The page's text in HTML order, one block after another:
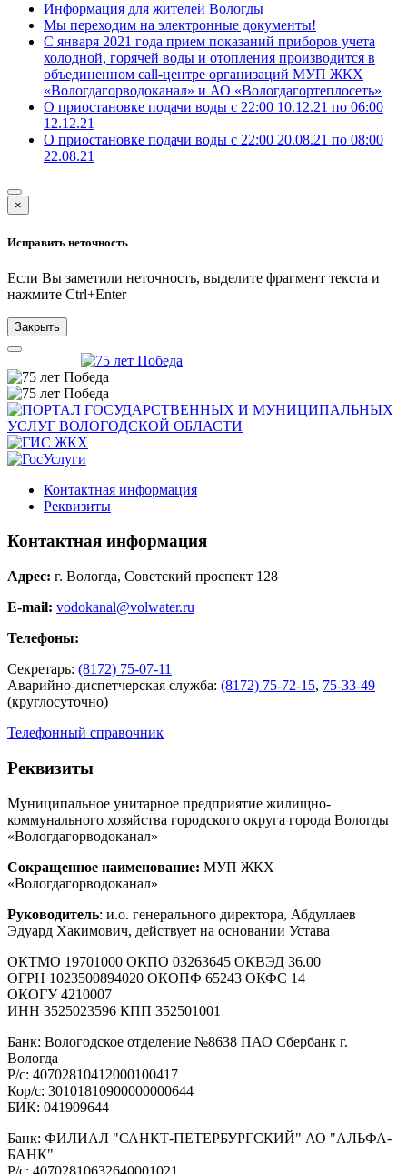
Информация для жителей Вологды
Мы переходим на электронные документы!
С января 2021 года прием показаний приборов учета
холодной, горячей воды и отопления производится в
объединенном call-центре организаций МУП ЖКХ
«Вологдагорводоканал» и АО «Вологдагортеплосеть»
О приостановке подачи воды с 22:00 10.12.21 по 06:00
12.12.21
О приостановке подачи воды с 22:00 20.08.21 по 08:00
22.08.21
×
Исправить неточность
Если Вы заметили неточность, выделите фрагмент текста и
нажмите Ctrl+Enter
Закрыть
Контактная информация
Реквизиты
Контактная информация
Адрес: г. Вологда, Советский проспект 128
E-mail: vodokanal@volwater.ru
Телефоны:
Секретарь: (8172) 75-07-11
Аварийно-диспетчерская служба: (8172) 75-72-15, 75-33-49
(круглосуточно)
Телефонный справочник
Реквизиты
Муниципальное унитарное предприятие жилищно-
коммунального хозяйства городского округа города Вологды
«Вологдагорводоканал»
Сокращенное наименование: МУП ЖКХ
«Вологдагорводоканал»
Руководитель: и.о. генерального директора, Абдуллаев
Эдуард Хакимович, действует на основании Устава
ОКТМО 19701000 ОКПО 03263645 ОКВЭД 36.00
ОГРН 1023500894020 ОКОПФ 65243 ОКФС 14
ОКОГУ 4210007
ИНН 3525023596 КПП 352501001
Банк: Вологодское отделение №8638 ПАО Сбербанк г.
Вологда
Р/с: 40702810412000100417
Кор/с: 30101810900000000644
БИК: 041909644
Банк: ФИЛИАЛ "САНКТ-ПЕТЕРБУРГСКИЙ" АО "АЛЬФА-
БАНК"
Р/с: 40702810632640001021